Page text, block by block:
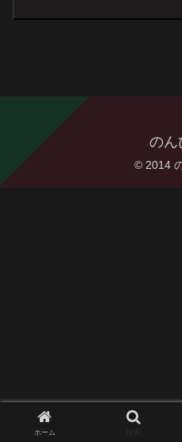
のん
© 2014
ホーム